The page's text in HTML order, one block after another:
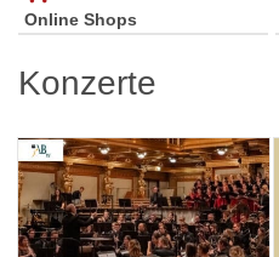
Online Shops
Konzerte